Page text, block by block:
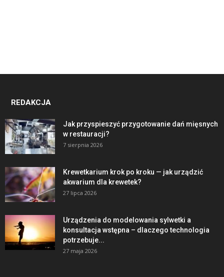
REDAKCJA
Jak przyspieszyć przygotowanie dań mięsnych
w restauracji?
7 sierpnia 2026
Krewetkarium krok po kroku — jak urządzić
akwarium dla krewetek?
27 lipca 2026
Urządzenia do modelowania sylwetki a
konsultacja wstępna – dlaczego technologia
potrzebuje...
27 maja 2026